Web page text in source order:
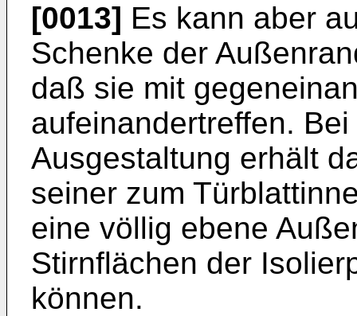
[0013] Es kann aber
Schenke der
daß sie mit
aufeinandertreffen.
Ausgestaltung erhält
seiner zum
eine völlig ebene
Stirnflächen der
können.